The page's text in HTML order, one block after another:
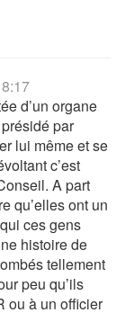
d’un organe
par
lui même et se
c’est
A part
qu’elles ont un
ces gens
histoire de
tellement
peu qu’ils
ou à un officier